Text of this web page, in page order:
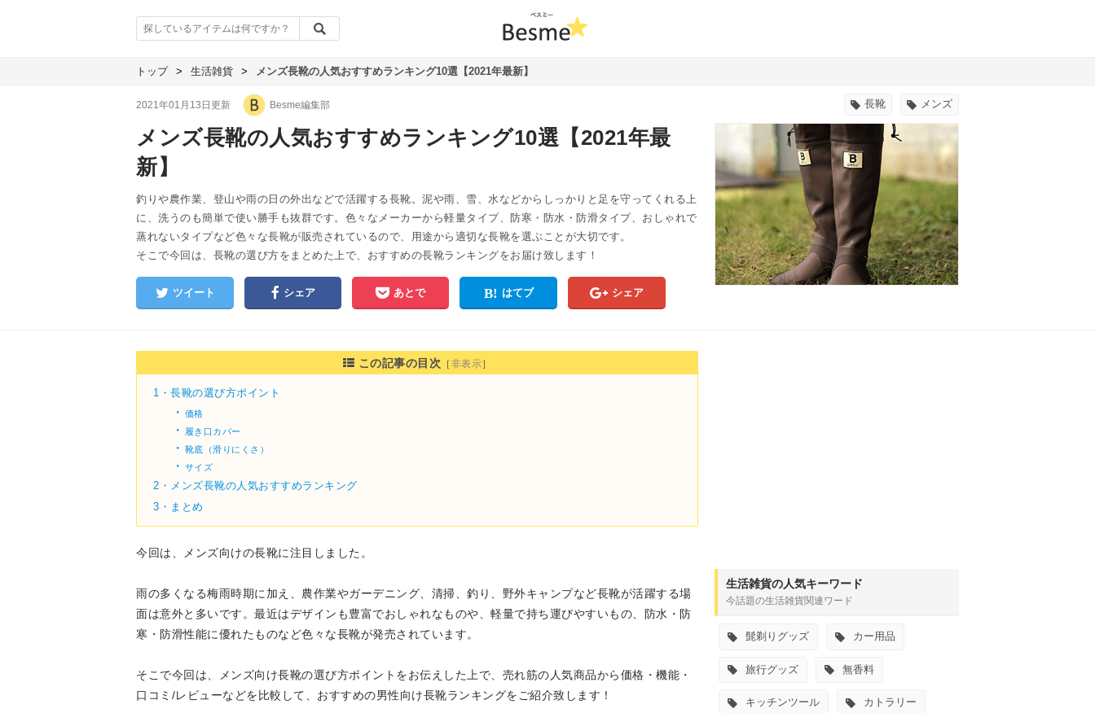
トップ > 生活雑貨 > メンズ長靴の人気おすすめランキング10選【2021年最新】
2021年01月13日更新 Besme編集部 長靴 メンズ
メンズ長靴の人気おすすめランキング10選【2021年最
新】
釣りや農作業、登山や雨の日の外出などで活躍する長靴。泥や雨、雪、水などからしっかりと足を守ってくれる上
に、洗うのも簡単で使い勝手も抜群です。色々なメーカーから軽量タイプ、防寒・防水・防滑タイプ、おしゃれで
蒸れないタイプなど色々な長靴が販売されているので、用途から適切な長靴を選ぶことが大切です。
そこで今回は、長靴の選び方をまとめた上で、おすすめの長靴ランキングをお届け致します！
ツイート シェア あとで はてブ シェア
この記事の目次 ［ 非表示］
1・ 長靴の選び方ポイント
・ 価格
・ 履き口カバー
・ 靴底（滑りにくさ）
・ サイズ
2・ メンズ長靴の人気おすすめランキング
3・ まとめ
今回は、メンズ向けの長靴に注目しました。
雨の多くなる梅雨時期に加え、農作業やガーデニング、清掃、釣り、野外キャンプなど長靴が活躍する場
面は意外と多いです。最近はデザインも豊富でおしゃれなものや、軽量で持ち運びやすいもの、防水・防
寒・防滑性能に優れたものなど色々な長靴が発売されています。
そこで今回は、メンズ向け長靴の選び方ポイントをお伝えした上で、売れ筋の人気商品から価格・機能・
口コミ/レビューなどを比較して、おすすめの男性向け長靴ランキングをご紹介致します！
生活雑貨の人気キーワード
今話題の生活雑貨関連ワード
髭剃りグッズ カー用品
旅行グッズ 無香料
キッチンツール カトラリー